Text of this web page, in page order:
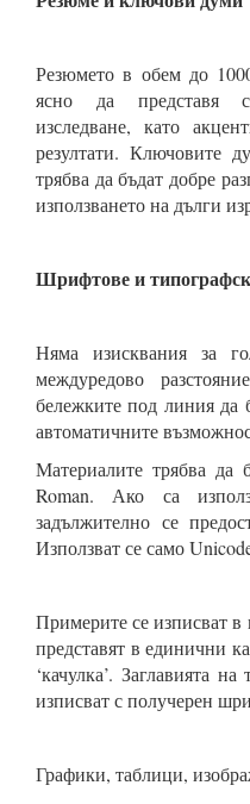
Резюмето в обем до
ясно да представя
изследване, като
резултати. Ключовите
трябва да бъдат добре
използването на дълги
Шрифтове и
Няма изисквания за
междуредово
бележките под линия да
автоматичните
Материалите трябва да
Roman. Ако са
задължително се
Използват се само
Примерите се изписват в
представят в единични
‘качулка’. Заглавията
изписват с получерен
Графики, таблици,